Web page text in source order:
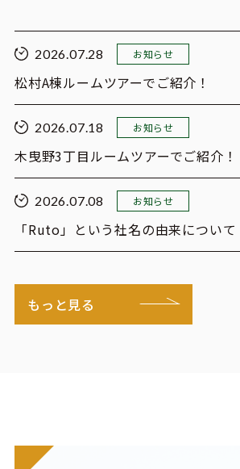
2026.07.28 お知らせ
松村A棟ルームツアーでご紹介！
2026.07.18 お知らせ
木曳野3丁目ルームツアーでご紹介！
2026.07.08 お知らせ
「Ruto」という社名の由来について
もっと見る